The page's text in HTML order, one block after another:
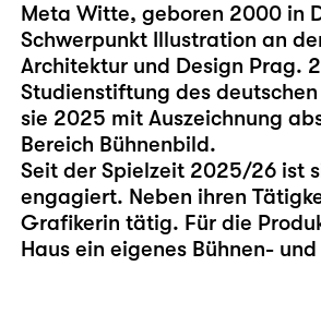
Meta Witte, geboren 2000 in
Schwerpunkt Illustration an
Architektur und Design Prag.
Studienstiftung des
sie 2025 mit Auszeichnung
Bereich Bühnenbild.
Seit der Spielzeit 2025/26 ist
engagiert. Neben ihren
Grafikerin tätig. Für die
Haus ein eigenes Bühnen-